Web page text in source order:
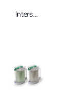
Intersurgical Serres-Aufnahmesysteme